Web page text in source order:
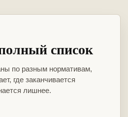
список
по разным нормативам,
где заканчивается
лишнее.